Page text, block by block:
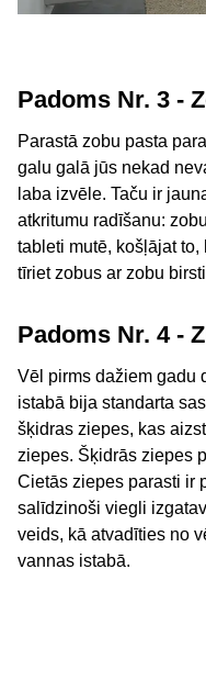
Padoms Nr. 3 -
Parastā zobu pasta
galu galā jūs nekad
laba izvēle. Taču ir
atkritumu radīšanu:
tableti mutē, košļājat
tīriet zobus ar zobu
Padoms Nr. 4 -
Vēl pirms dažiem gadu
istabā bija standarta
šķidras ziepes, kas
ziepes. Šķidrās ziepes
Cietās ziepes parasti ir
salīdzinoši viegli
veids, kā atvadīties no
vannas istabā.